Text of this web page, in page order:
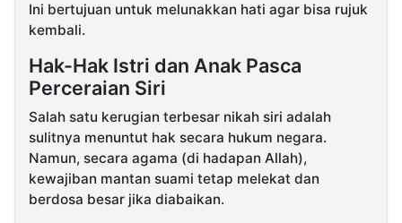
Ini bertujuan untuk melunakkan hati agar bisa rujuk
kembali.
Hak-Hak Istri dan Anak Pasca
Perceraian Siri
Salah satu kerugian terbesar nikah siri adalah
sulitnya menuntut hak secara hukum negara.
Namun, secara agama (di hadapan Allah),
kewajiban mantan suami tetap melekat dan
berdosa besar jika diabaikan.